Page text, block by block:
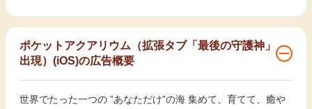
ポケットアクアリウム（拡張タブ「最後の守護神」
出現）(iOS)の広告概要
世界でたった一つの ”あなただけ”の海 集めて、育てて、癒や